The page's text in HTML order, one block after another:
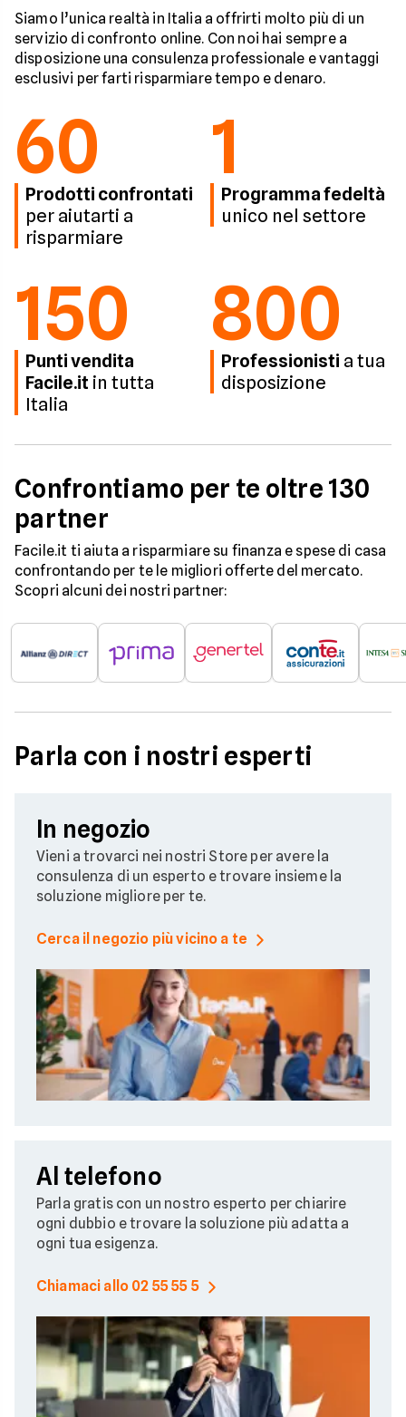
Siamo l’unica realtà in Italia a offrirti molto più di un
servizio di confronto online. Con noi hai sempre a
disposizione una consulenza professionale e vantaggi
esclusivi per farti risparmiare tempo e denaro.
60
Prodotti confrontati
per aiutarti a
risparmiare
1
Programma fedeltà
unico nel settore
150
Punti vendita
Facile.it in tutta
Italia
800
Professionisti a tua
disposizione
Confrontiamo per te oltre 130
partner
Facile.it ti aiuta a risparmiare su finanza e spese di casa
confrontando per te le migliori offerte del mercato.
Scopri alcuni dei nostri partner:
Parla con i nostri esperti
In negozio
Vieni a trovarci nei nostri Store per avere la
consulenza di un esperto e trovare insieme la
soluzione migliore per te.
Cerca il negozio più vicino a te
Al telefono
Parla gratis con un nostro esperto per chiarire
ogni dubbio e trovare la soluzione più adatta a
ogni tua esigenza.
Chiamaci allo 02 55 55 5